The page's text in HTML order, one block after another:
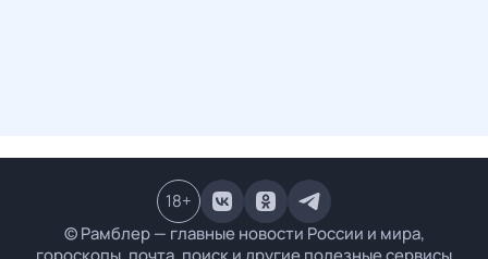
© Рамблер — главные новости России и мира,
18+